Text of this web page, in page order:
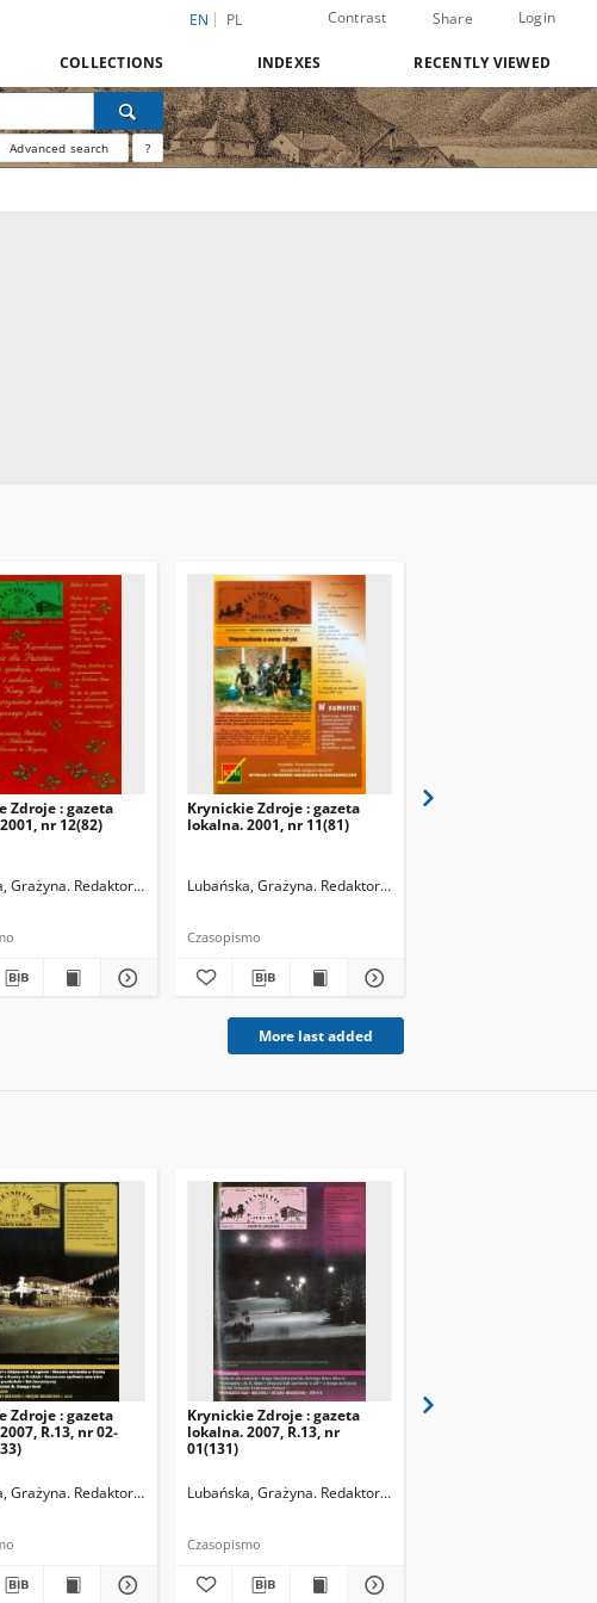
EN PL Contrast Share Login
COLLECTIONS INDEXES RECENTLY VIEWED
Advanced search ?
Zdroje : gazeta
nr 12(82)
Grażyna. Redaktor naczelny
Krynickie Zdroje : gazeta
lokalna. 2001, nr 11(81)
Lubańska, Grażyna. Redaktor naczelny
Czasopismo
More last added
Zdroje : gazeta
R.13, nr 02-
Grażyna. Redaktor naczelny
Krynickie Zdroje : gazeta
lokalna. 2007, R.13, nr
01(131)
Lubańska, Grażyna. Redaktor naczelny
Czasopismo